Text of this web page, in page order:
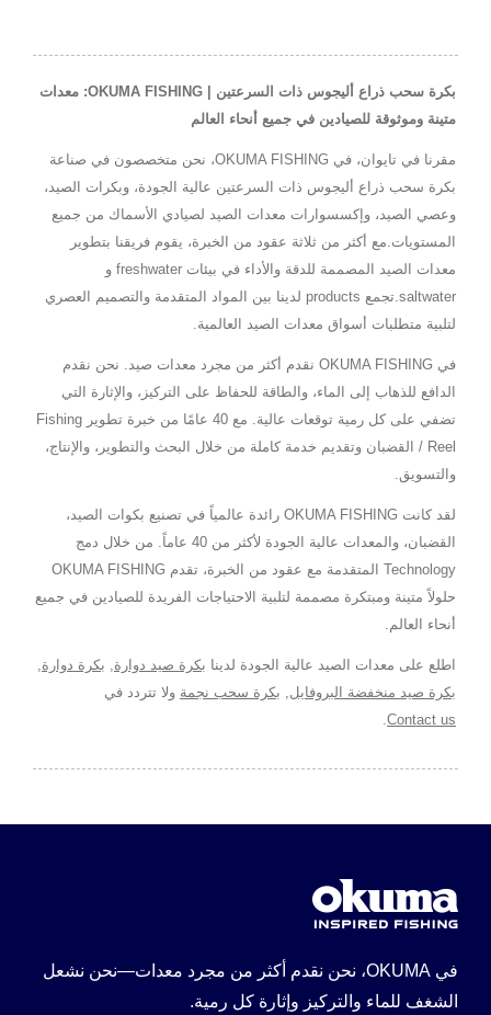
بكرة سحب ذراع أليجوس ذات السرعتين | OKUMA FISHING: معدات
متينة وموثوقة للصيادين في جميع أنحاء العالم
مقرنا في تايوان، في OKUMA FISHING، نحن متخصصون في صناعة
بكرة سحب ذراع أليجوس ذات السرعتين عالية الجودة، وبكرات الصيد،
وعصي الصيد، وإكسسوارات معدات الصيد لصيادي الأسماك من جميع
المستويات.مع أكثر من ثلاثة عقود من الخبرة، يقوم فريقنا بتطوير
معدات الصيد المصممة للدقة والأداء في بيئات freshwater و
saltwater.تجمع products لدينا بين المواد المتقدمة والتصميم العصري
لتلبية متطلبات أسواق معدات الصيد العالمية.
في OKUMA FISHING نقدم أكثر من مجرد معدات صيد. نحن نقدم
الدافع للذهاب إلى الماء، والطاقة للحفاظ على التركيز، والإثارة التي
تضفي على كل رمية توقعات عالية. مع 40 عامًا من خبرة تطوير Fishing
Reel / القضبان وتقديم خدمة كاملة من خلال البحث والتطوير، والإنتاج،
والتسويق.
لقد كانت OKUMA FISHING رائدة عالمياً في تصنيع بكوات الصيد،
القضبان، والمعدات عالية الجودة لأكثر من 40 عاماً. من خلال دمج
Technology المتقدمة مع عقود من الخبرة، تقدم OKUMA FISHING
حلولاً متينة ومبتكرة مصممة لتلبية الاحتياجات الفريدة للصيادين في جميع
أنحاء العالم.
اطلع على معدات الصيد عالية الجودة لدينا بكرة صيد دوارة بكرة دوارة
بكرة صيد منخفضة البروفايل
بكرة سحب نجمة ولا تتردد في
Contact us
في OKUMA، نحن نقدم أكثر من مجرد معدات—نحن نشعل
الشغف للماء والتركيز وإثارة كل رمية.